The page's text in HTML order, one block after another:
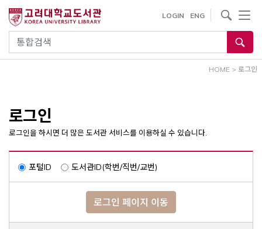
건
통합검색
LOGIN ENG
사이트내 검색
HOME > 로그인
로그인
로그인을 하시면 더 많은 도서관 서비스를 이용하실 수 있습니다.
포털ID 도서관ID(학번/직번/교번)
로그인 페이지 이동